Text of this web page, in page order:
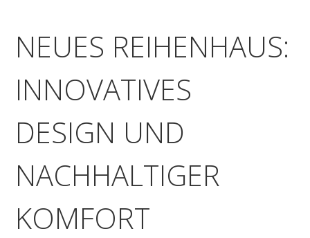
NEUES REIHENHAUS:
INNOVATIVES
DESIGN UND
NACHHALTIGER
KOMFORT